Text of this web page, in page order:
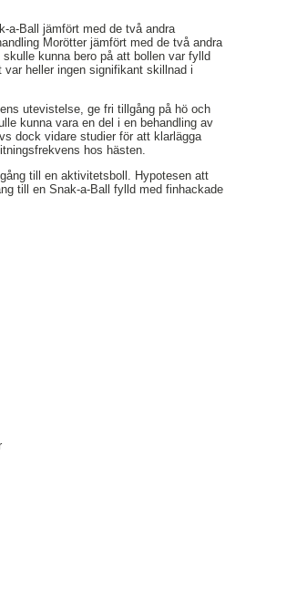
a-Ball jämfört med de två andra
Morötter jämfört med de två andra
kunna bero på att bollen var fylld
heller ingen signifikant skillnad i
utevistelse, ge fri tillgång på hö och
kunna vara en del i en behandling av
dock vidare studier för att klarlägga
hos hästen.
till en aktivitetsboll. Hypotesen att
till en Snak-a-Ball fylld med finhackade